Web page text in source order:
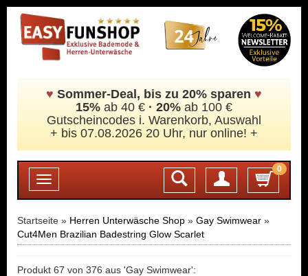
♥ Sommer-Deal, bis zu 20% sparen ♥
15% ab 40 € · 20% ab 100 €
Gutscheincodes i. Warenkorb, Auswahl
+ bis 07.08.2026 20 Uhr, nur online! +
Toggle
navigation
0
Login
Startseite » Herren Unterwäsche Shop » Gay Swimwear »
Cut4Men Brazilian Badestring Glow Scarlet
Produkt 67 von 376 aus 'Gay Swimwear':